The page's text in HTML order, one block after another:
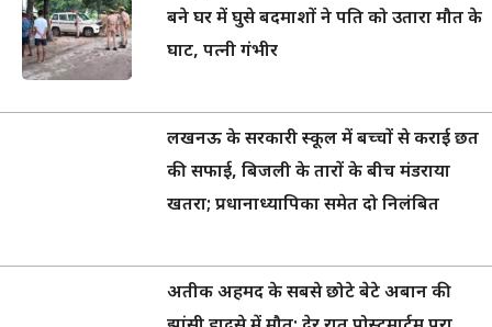
बने घर में घुसे बदमाशों ने पति को उतारा मौत के
घाट, पत्नी गंभीर
लखनऊ के सरकारी स्कूल में बच्चों से कराई छत
की सफाई, बिजली के तारों के बीच मंडराया
खतरा; प्रधानाध्यापिका समेत दो निलंबित
अतीक अहमद के सबसे छोटे बेटे अबान की